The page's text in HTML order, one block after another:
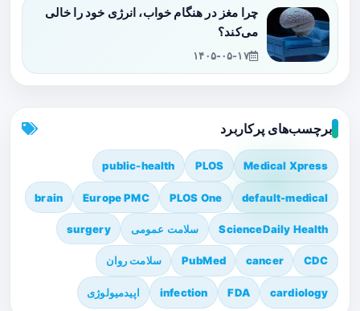
چرا مغز در هنگام خواب، انرژی خود را خالی
می‌کند؟
۱۴۰۵-۰۵-۱۷
برچسب‌های پرکاربرد
Medical Xpress
PLOS
public-health
default-medical
PLOS One
Europe PMC
brain
ScienceDaily Health سلامت عمومی surgery
CDC
cancer
PubMed سلامت روان
cardiology
FDA
infection اپیدمیولوژی